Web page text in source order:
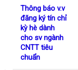
Thông báo v.v
đăng ký tín chỉ
kỳ hè dành
cho sv ngành
CNTT tiêu
chuẩn